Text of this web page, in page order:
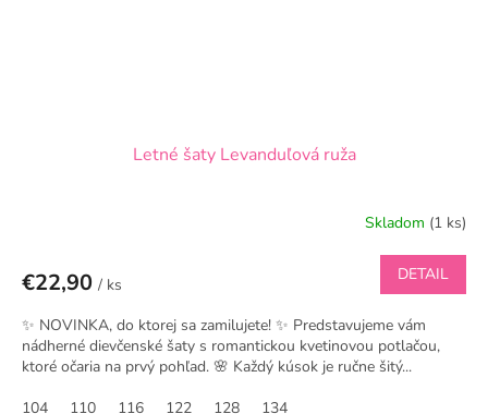
Letné šaty Levanduľová ruža
Skladom (1 ks)
€22,90 / ks
DETAIL
✨ NOVINKA, do ktorej sa zamilujete! ✨ Predstavujeme vám
nádherné dievčenské šaty s romantickou kvetinovou potlačou,
ktoré očaria na prvý pohľad. 🌸 Každý kúsok je ručne šitý...
104
110 116 122 128 134